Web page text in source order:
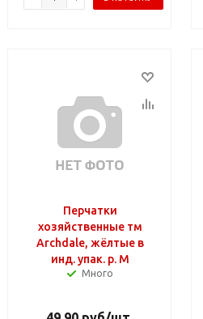
Перчатки
хозяйственные тм
Archdale, жёлтые в
инд. упак. р. M
Много